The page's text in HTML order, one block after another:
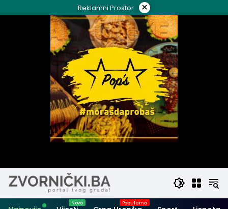
to
Reklamni Prostor ×